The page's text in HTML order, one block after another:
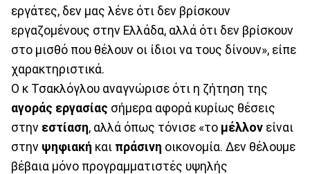
εργάτες, δεν μας λένε ότι δεν βρίσκουν
εργαζομένους στην Ελλάδα, αλλά ότι δεν βρίσκουν
στο μισθό που θέλουν οι ίδιοι να τους δίνουν», είπε
χαρακτηριστικά.
Ο κ Τσακλόγλου αναγνώρισε ότι η ζήτηση της
αγοράς εργασίας σήμερα αφορά κυρίως θέσεις
στην εστίαση, αλλά όπως τόνισε «το μέλλον είναι
στην ψηφιακή και πράσινη οικονομία. Δεν θέλουμε
βέβαια μόνο προγραμματιστές υψηλής